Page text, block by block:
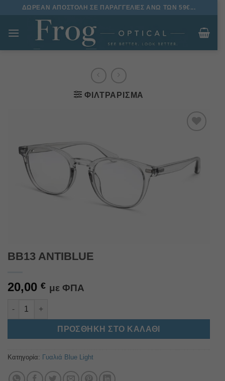
Μετάβαση
περιεχόμενο
ΔΩΡΕΑΝ ΑΠΟΣΤΟΛΗ ΣΕ ΠΑΡΑΓΓΕΛΙΕΣ ΑΝΩ ΤΩΝ 59€...
ΦΙΛΤΡΆΡΙΣΜΑ
λίστα
επιθυμιών
BB13 ANTIBLUE
20,00 € με ΦΠΑ
BB13 ANTIBLUE ποσότητα
ΠΡΟΣΘΉΚΗ ΣΤΟ ΚΑΛΆΘΙ
Alternative:
Κατηγορία: Γυαλιά Blue Light